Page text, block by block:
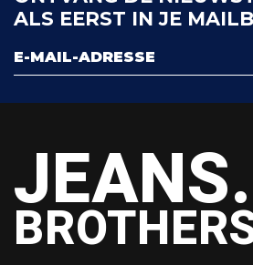
ALS EERST IN JE
JEANS.